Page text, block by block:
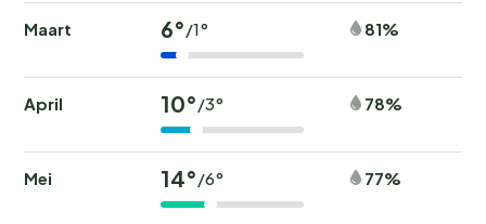
Maart 6°/1° 81%
April 10°/3° 78%
Mei 14°/6° 77%